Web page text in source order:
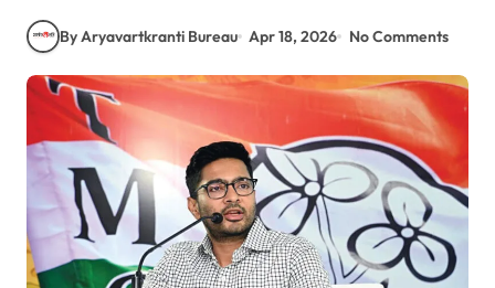
By Aryavartkranti Bureau Apr 18, 2026 No Comments